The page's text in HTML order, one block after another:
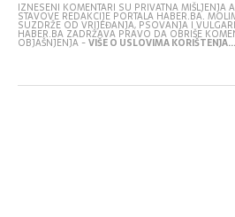
IZNESENI KOMENTARI SU PRIVATNA MIŠLJENJA
STAVOVE REDAKCIJE PORTALA HABER.BA.
SUZDRŽE OD VRIJEĐANJA, PSOVANJA I
HABER.BA ZADRŽAVA PRAVO DA OBRIŠE
OBJAŠNJENJA -VIŠE O USLOVIMA KORIŠTENJA...